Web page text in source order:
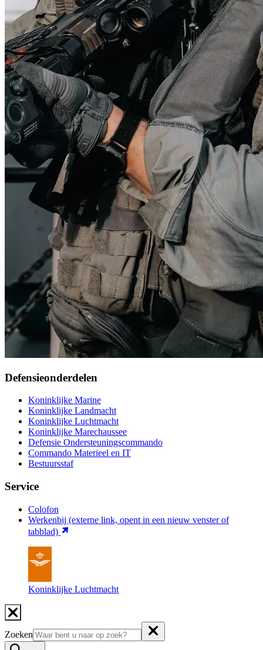
Defensieonderdelen
Koninklijke Marine
Koninklijke Landmacht
Koninklijke Luchtmacht
Koninklijke Marechaussee
Defensie Ondersteuningscommando
Commando Materieel en IT
Bestuursstaf
Service
Colofon
Werkenbij (externe link, opent in een nieuw venster of
tabblad)
Koninklijke Luchtmacht
Zoeken